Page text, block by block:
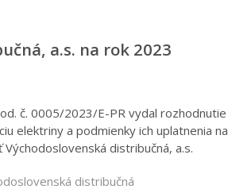
a.s. na rok 2023
č. 0005/2023/E-PR vydal rozhodnutie
elektriny a podmienky ich uplatnenia na
distribučná, a.s.
distribučná